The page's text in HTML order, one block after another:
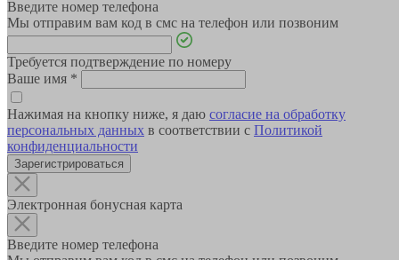
Введите номер телефона
Мы отправим вам код в смс на телефон или позвоним
Требуется подтверждение по номеру
Ваше имя *
Нажимая на кнопку ниже, я даю согласие на обработку
персональных данных в соответствии с Политикой
конфиденциальности
Зарегистрироваться
Электронная бонусная карта
Введите номер телефона